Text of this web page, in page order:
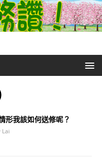
形我該如何送修呢？